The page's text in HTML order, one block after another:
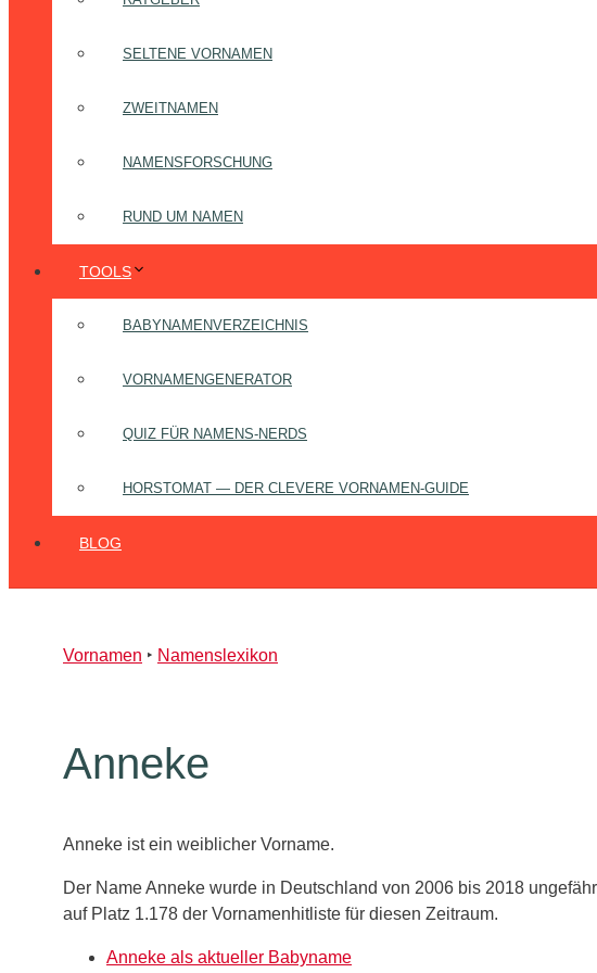
SELTENE VORNAMEN
ZWEITNAMEN
NAMENSFORSCHUNG
RUND UM NAMEN
TOOLS
BABYNAMENVERZEICHNIS
VORNAMENGENERATOR
QUIZ FÜR NAMENS-NERDS
HORSTOMAT — DER CLEVERE VORNAMEN‑GUIDE
BLOG
Vornamen ‣ Namenslexikon
Anneke
Anneke ist ein weiblicher Vorname.
Der Name Anneke wurde in Deutschland von 2006 bis 2018
auf Platz 1.178 der Vornamenhitliste für diesen Zeitraum.
Anneke als aktueller Babyname